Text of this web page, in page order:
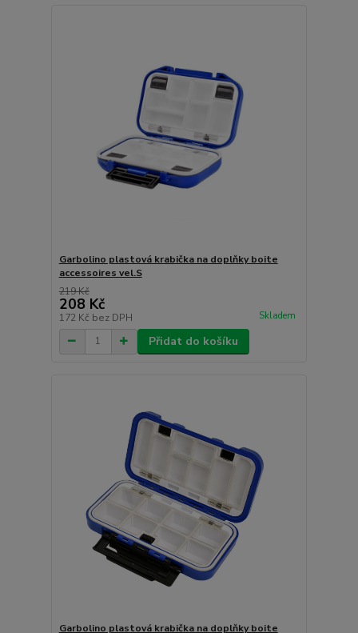
Garbolino plastová krabička na doplňky boite
accessoires vel.S
219 Kč
208 Kč
172 Kč bez DPH Skladem
Přidat do košíku
Garbolino plastová krabička na doplňky boite